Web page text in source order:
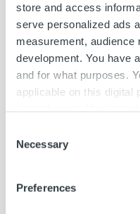
store and access
serve personalized ads
measurement,
development. You have
and for what purposes.
applicable on this digital
your choices. You can
the Privacy trigger icon.
Find out more about
and set your preferences
Selection
Necessary
Preferences
Lue lisää